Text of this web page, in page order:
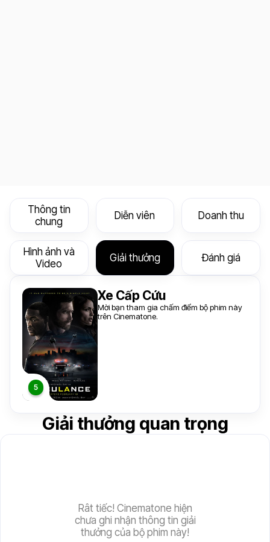
Thông tin
chung
Diễn viên Doanh thu
Hình ảnh và
Video
Giải thưởng Đánh giá
Giải thưởng quan trọng
Rât tiếc! Cinematone hiện
chưa ghi nhận thông tin giải
thưởng của bộ phim này!
Xe Cấp Cứu
Mời bạn tham gia chấm điểm bộ phim này
trên Cinematone.